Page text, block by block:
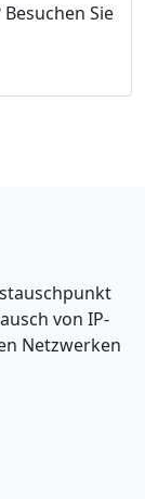
Sie
von IP-
Netzwerken